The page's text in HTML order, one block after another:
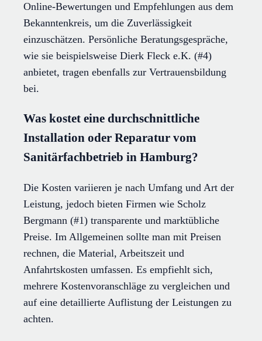
Online-Bewertungen und Empfehlungen aus dem
Bekanntenkreis, um die Zuverlässigkeit
einzuschätzen. Persönliche Beratungsgespräche,
wie sie beispielsweise Dierk Fleck e.K. (#4)
anbietet, tragen ebenfalls zur Vertrauensbildung
bei.
Was kostet eine durchschnittliche
Installation oder Reparatur vom
Sanitärfachbetrieb in Hamburg?
Die Kosten variieren je nach Umfang und Art der
Leistung, jedoch bieten Firmen wie Scholz
Bergmann (#1) transparente und marktübliche
Preise. Im Allgemeinen sollte man mit Preisen
rechnen, die Material, Arbeitszeit und
Anfahrtskosten umfassen. Es empfiehlt sich,
mehrere Kostenvoranschläge zu vergleichen und
auf eine detaillierte Auflistung der Leistungen zu
achten.